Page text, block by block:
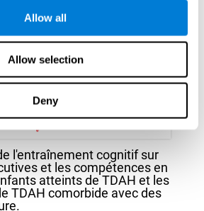
Allow all
Allow selection
Deny
Enhance Cognition, and Promote Neural
l'entraînement cognitif sur
et les compétences en
atteints de TDAH et les
TDAH comorbide avec des